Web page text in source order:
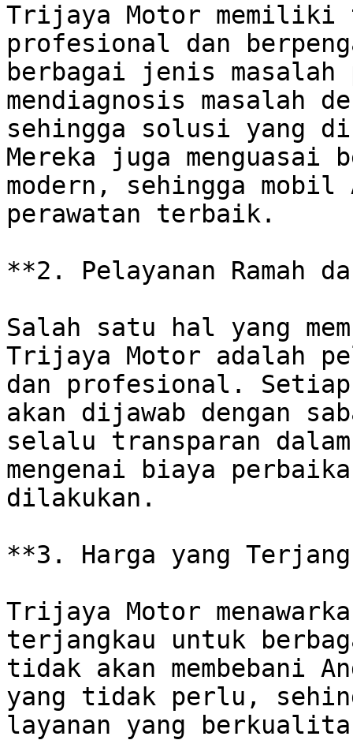
Trijaya Motor memiliki
profesional dan
berbagai jenis masalah
mendiagnosis masalah
sehingga solusi yang
Mereka juga
modern, sehingga mobil
perawatan terbaik.
**2. Pelayanan Ramah
Salah satu hal yang
Trijaya Motor adalah
dan profesional. Setiap
akan dijawab dengan
selalu transparan
mengenai biaya
dilakukan.
**3. Harga yang
Trijaya Motor
terjangkau untuk
tidak akan membebani
yang tidak perlu,
layanan yang